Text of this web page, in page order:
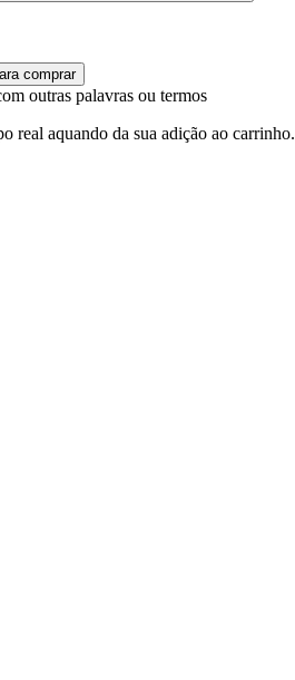
comprar
outras palavras ou termos
real aquando da sua adição ao carrinho.